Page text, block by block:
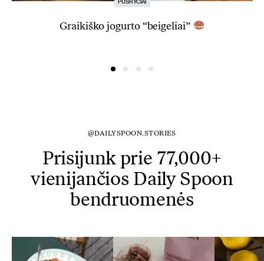
PUSRYČIAI
Graikiško jogurto “beigeliai”
@DAILYSPOON.STORIES
Prisijunk prie 77,000+
vienijančios Daily Spoon
bendruomenės